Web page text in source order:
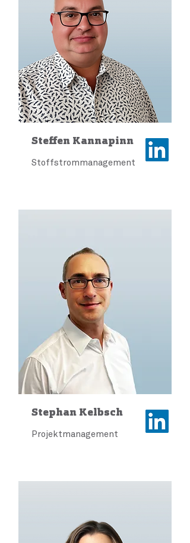
Steffen Kannapinn
Stoffstrommanagement
Stephan Kelbsch
Projektmanagement